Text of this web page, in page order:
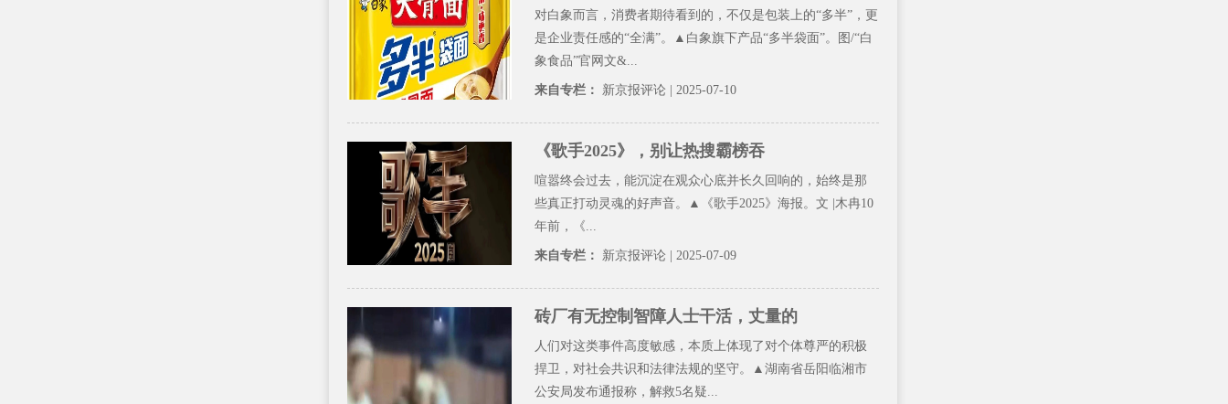
对白象而言，消费者期待看到的，不仅是包装上的“多半”，更
是企业责任感的“全满”。▲白象旗下产品“多半袋面”。图/“白
象食品”官网文&...
来自专栏： 新京报评论 | 2025-07-10
《歌手2025》，别让热搜霸榜吞
喧嚣终会过去，能沉淀在观众心底并长久回响的，始终是那
些真正打动灵魂的好声音。▲《歌手2025》海报。文 |木冉10
年前，《...
来自专栏： 新京报评论 | 2025-07-09
砖厂有无控制智障人士干活，丈量的
人们对这类事件高度敏感，本质上体现了对个体尊严的积极
捍卫，对社会共识和法律法规的坚守。▲湖南省岳阳临湘市
公安局发布通报称，解救5名疑...